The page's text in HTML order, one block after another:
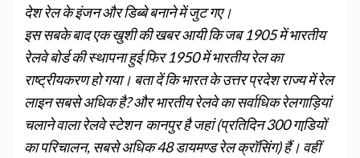
देश रेल के इंजन और डिब्बे बनाने में जुट गए।
इस सबके बाद एक खुशी की खबर आयी कि जब 1905 में भारतीय
रेलवे बोर्ड की स्थापना हुई फिर 1950 में भारतीय रेल का
राष्ट्रीयकरण हो गया। बता दें कि भारत के उत्तर प्रदेश राज्य में रेल
लाइन सबसे अधिक है? और भारतीय रेलवे का सर्वाधिक रेलगाड़ियां
चलाने वाला रेलवे स्‍टेशन कानपुर है जहां (प्रतिदिन 300 गाडि़यों
का परिचालन, सबसे अधिक 48 डायमण्‍ड रेल क्रॉसिंग) हैं। वहीं